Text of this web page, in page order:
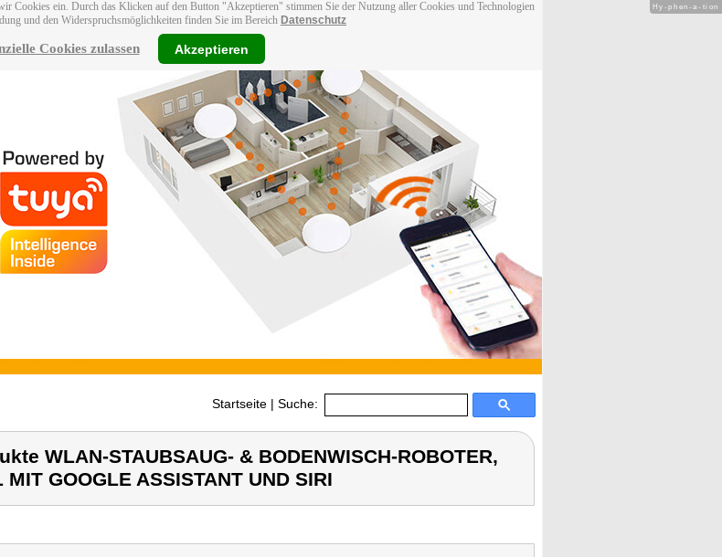
Cookies ein. Durch das Klicken auf den Button "Akzeptieren" stimmen Sie der Nutzung aller Cookies und Technologien
und den Widerspruchsmöglichkeiten finden Sie im Bereich Datenschutz
Cookies zulassen Akzeptieren
Startseite | Suche:
WLAN-STAUBSAUG- & BODENWISCH-ROBOTER,
MIT GOOGLE ASSISTANT UND SIRI
Hy-phen-a-tion